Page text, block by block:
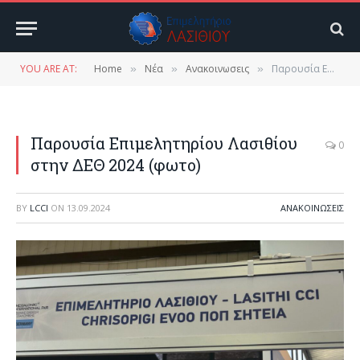
YOU ARE AT: Home » Νέα » Ανακοινωσεις » Παρουσία Επιμελητηρίου Λασιθίου στην ΔΕΘ 2024 (φωτο)
Παρουσία Επιμελητηρίου Λασιθίου
στην ΔΕΘ 2024 (φωτο)
0
BY LCCI ON 13.09.2024 ΑΝΑΚΟΙΝΩΣΕΙΣ